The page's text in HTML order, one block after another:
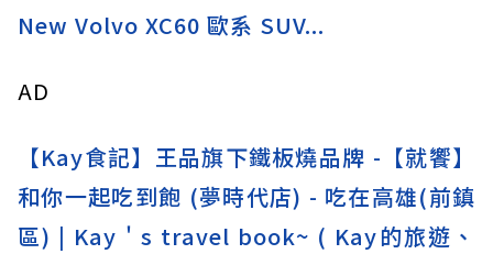
New Volvo XC60 歐系 SUV...
AD
【Kay食記】王品旗下鐵板燒品牌 -【就饗】
和你一起吃到飽 (夢時代店) - 吃在高雄(前鎮
區) | Kay ' s travel book~ ( Kay的旅遊、